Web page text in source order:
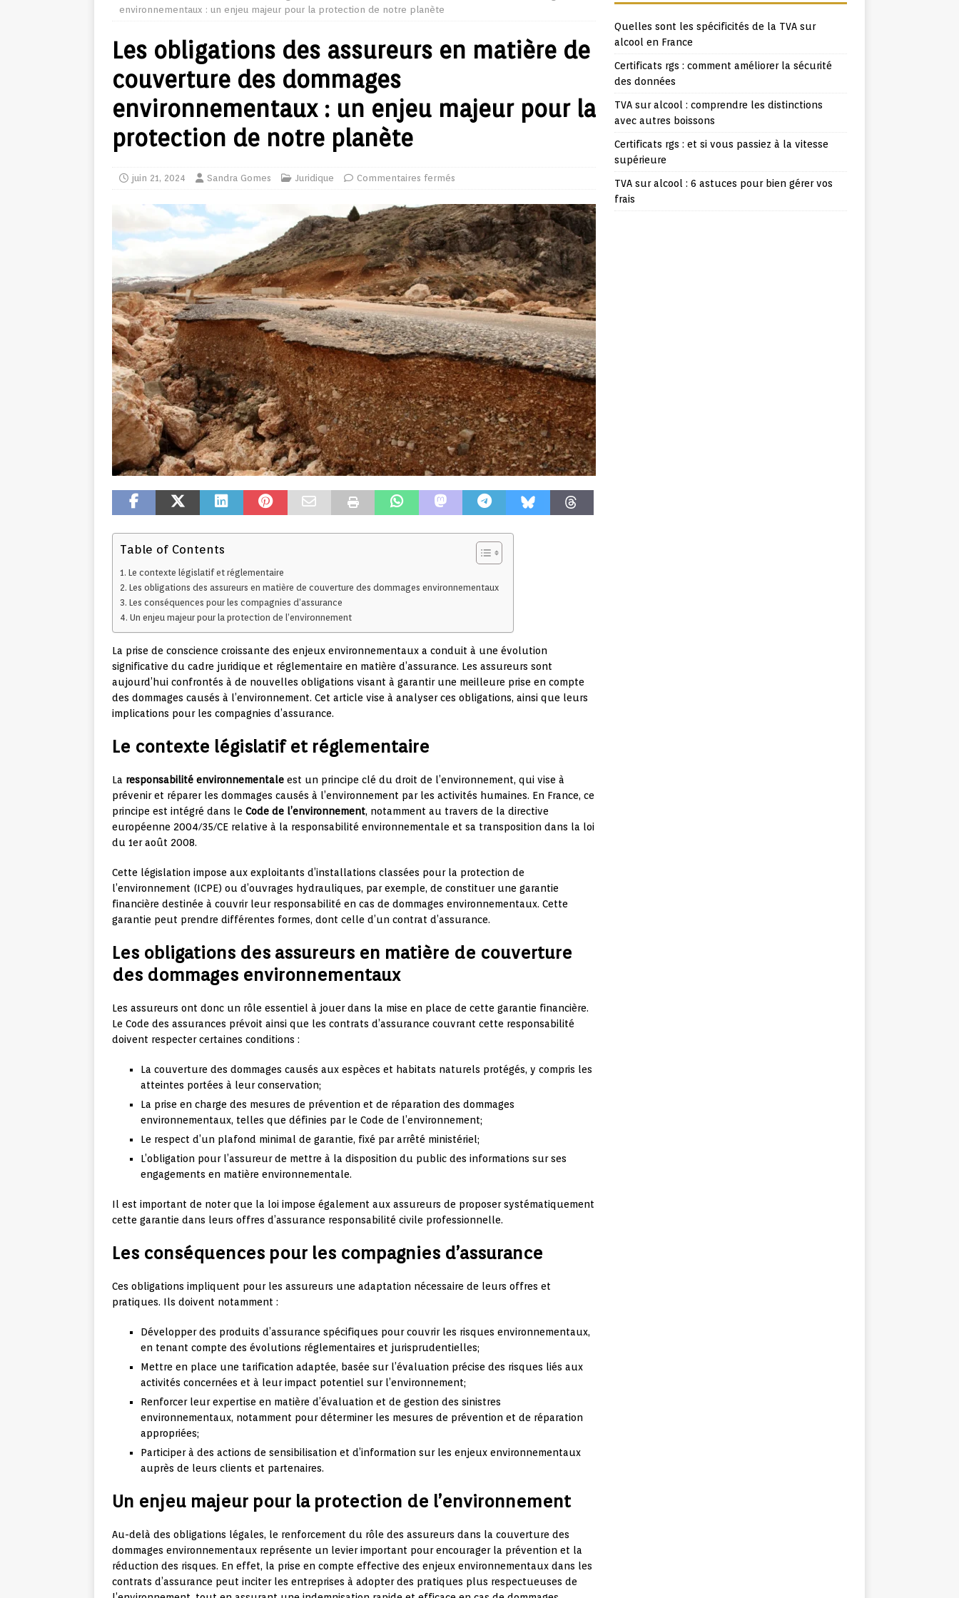
environnementaux : un enjeu majeur pour la protection de notre planète
Les obligations des assureurs en matière de
couverture des dommages
environnementaux : un enjeu majeur pour la
protection de notre planète
juin 21, 2024 Sandra Gomes Juridique Commentaires fermés
Table of Contents
Le contexte législatif et réglementaire
Les obligations des assureurs en matière de couverture des dommages environnementaux
Les conséquences pour les compagnies d’assurance
Un enjeu majeur pour la protection de l’environnement
La prise de conscience croissante des enjeux environnementaux a conduit à une évolution
significative du cadre juridique et réglementaire en matière d’assurance. Les assureurs sont
aujourd’hui confrontés à de nouvelles obligations visant à garantir une meilleure prise en compte
des dommages causés à l’environnement. Cet article vise à analyser ces obligations, ainsi que leurs
implications pour les compagnies d’assurance.
Le contexte législatif et réglementaire
La responsabilité environnementale est un principe clé du droit de l’environnement, qui vise à
prévenir et réparer les dommages causés à l’environnement par les activités humaines. En France, ce
principe est intégré dans le Code de l’environnement, notamment au travers de la directive
européenne 2004/35/CE relative à la responsabilité environnementale et sa transposition dans la loi
du 1er août 2008.
Cette législation impose aux exploitants d’installations classées pour la protection de
l’environnement (ICPE) ou d’ouvrages hydrauliques, par exemple, de constituer une garantie
financière destinée à couvrir leur responsabilité en cas de dommages environnementaux. Cette
garantie peut prendre différentes formes, dont celle d’un contrat d’assurance.
Les obligations des assureurs en matière de couverture
des dommages environnementaux
Les assureurs ont donc un rôle essentiel à jouer dans la mise en place de cette garantie financière.
Le Code des assurances prévoit ainsi que les contrats d’assurance couvrant cette responsabilité
doivent respecter certaines conditions :
La couverture des dommages causés aux espèces et habitats naturels protégés, y compris les
atteintes portées à leur conservation;
La prise en charge des mesures de prévention et de réparation des dommages
environnementaux, telles que définies par le Code de l’environnement;
Le respect d’un plafond minimal de garantie, fixé par arrêté ministériel;
L’obligation pour l’assureur de mettre à la disposition du public des informations sur ses
engagements en matière environnementale.
Il est important de noter que la loi impose également aux assureurs de proposer systématiquement
cette garantie dans leurs offres d’assurance responsabilité civile professionnelle.
Les conséquences pour les compagnies d’assurance
Ces obligations impliquent pour les assureurs une adaptation nécessaire de leurs offres et
pratiques. Ils doivent notamment :
Développer des produits d’assurance spécifiques pour couvrir les risques environnementaux,
en tenant compte des évolutions réglementaires et jurisprudentielles;
Mettre en place une tarification adaptée, basée sur l’évaluation précise des risques liés aux
activités concernées et à leur impact potentiel sur l’environnement;
Renforcer leur expertise en matière d’évaluation et de gestion des sinistres
environnementaux, notamment pour déterminer les mesures de prévention et de réparation
appropriées;
Participer à des actions de sensibilisation et d’information sur les enjeux environnementaux
auprès de leurs clients et partenaires.
Un enjeu majeur pour la protection de l’environnement
Au-delà des obligations légales, le renforcement du rôle des assureurs dans la couverture des
dommages environnementaux représente un levier important pour encourager la prévention et la
réduction des risques. En effet, la prise en compte effective des enjeux environnementaux dans les
contrats d’assurance peut inciter les entreprises à adopter des pratiques plus respectueuses de
Quelles sont les spécificités de la TVA sur
alcool en France
Certificats rgs : comment améliorer la sécurité
des données
TVA sur alcool : comprendre les distinctions
avec autres boissons
Certificats rgs : et si vous passiez à la vitesse
supérieure
TVA sur alcool : 6 astuces pour bien gérer vos
frais